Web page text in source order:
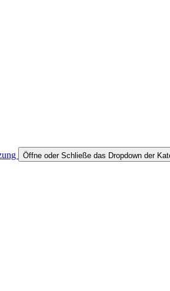
Öffne oder Schließe das Dropdown der